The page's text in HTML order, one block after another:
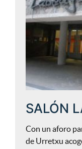
SALÓN
Con un aforo
de Urretxu